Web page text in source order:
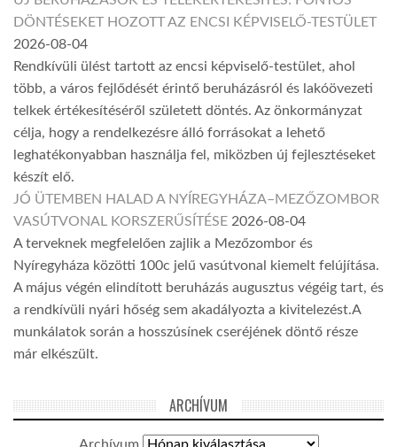
DÖNTÉSEKET HOZOTT AZ ENCSI KÉPVISELŐ-TESTÜLET
2026-08-04
Rendkívüli ülést tartott az encsi képviselő-testület, ahol
több, a város fejlődését érintő beruházásról és lakóövezeti
telkek értékesítéséről született döntés. Az önkormányzat
célja, hogy a rendelkezésre álló forrásokat a lehető
leghatékonyabban használja fel, miközben új fejlesztéseket
készít elő.
JÓ ÜTEMBEN HALAD A NYÍREGYHÁZA–MEZŐZOMBOR
VASÚTVONAL KORSZERŰSÍTÉSE 2026-08-04
A terveknek megfelelően zajlik a Mezőzombor és
Nyíregyháza közötti 100c jelű vasútvonal kiemelt felújítása.
A május végén elindított beruházás augusztus végéig tart, és
a rendkívüli nyári hőség sem akadályozta a kivitelezést.A
munkálatok során a hosszúsínek cseréjének döntő része
már elkészült.
ARCHÍVUM